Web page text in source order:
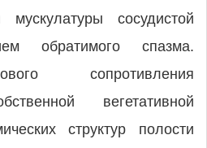
мускулатуры сосудистой
обратимого спазма.
сопротивления
вегетативной
структур полости